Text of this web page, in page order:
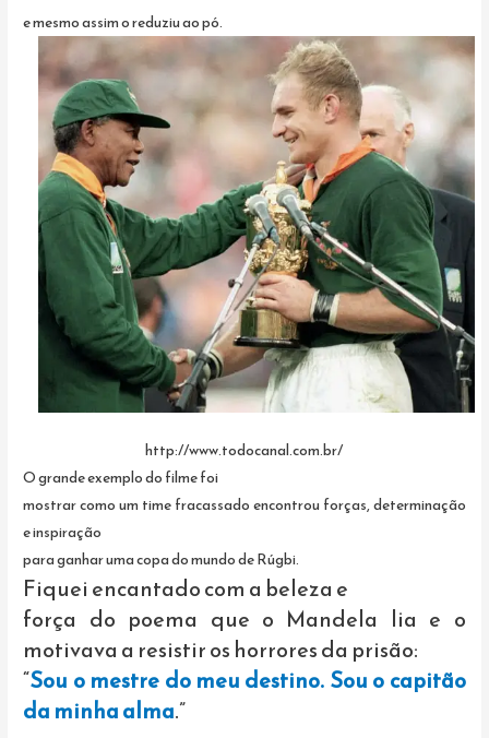
e mesmo assim o reduziu ao pó.
http://www.todocanal.com.br/
O grande exemplo do filme foi
mostrar como um time fracassado encontrou forças, determinação
e inspiração
para ganhar uma copa do mundo de Rúgbi.
Fiquei encantado com a beleza e
força do poema que o Mandela lia e o
motivava a resistir os horrores da prisão:
“Sou o mestre do meu destino. Sou o capitão
da minha alma.”